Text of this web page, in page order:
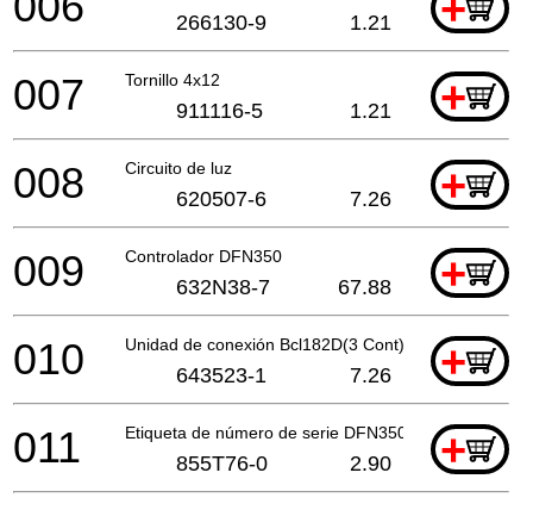
266130-9 1.21
Tornillo 4x12 +
007 911116-5 1.21
Circuito de luz +
008 620507-6 7.26
Controlador DFN350 +
009 632N38-7 67.88
Unidad de conexión Bcl182D(3 Cont) A +
010 643523-1 7.26
Etiqueta de número de serie DFN350 +
011 855T76-0 2.90